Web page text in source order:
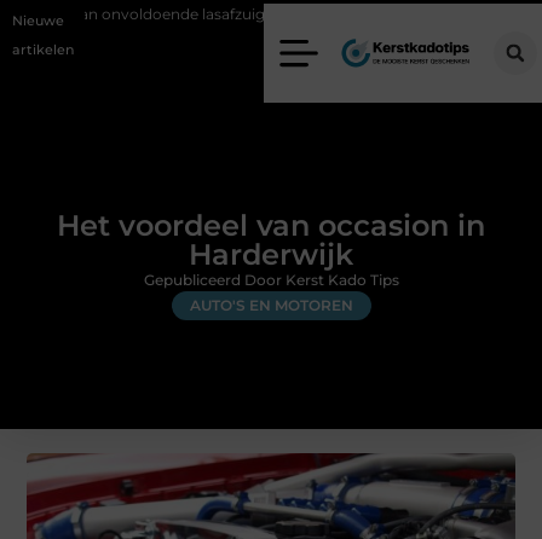
Nieuwe
artikelen
lasafzuiging in productiebedrijven
Het voordeel van occasion in
Harderwijk
AUTO'S EN MOTOREN
Gepubliceerd Door Kerst Kado Tips